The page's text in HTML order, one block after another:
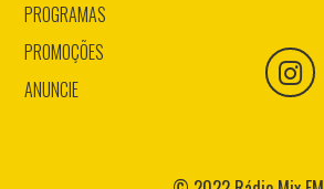
PROGRAMAS
PROMOÇÕES
ANUNCIE